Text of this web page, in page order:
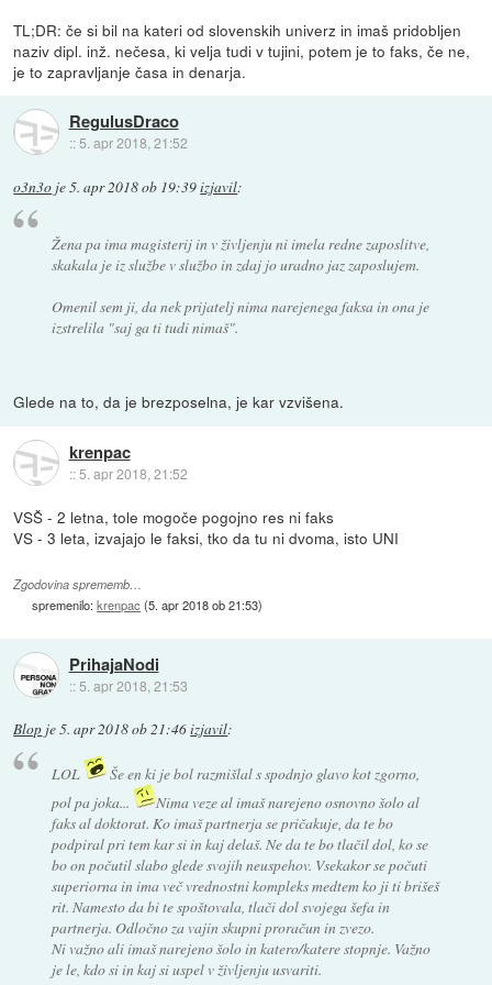
TL;DR: če si bil na kateri od slovenskih univerz in imaš pridobljen
naziv dipl. inž. nečesa, ki velja tudi v tujini, potem je to faks, če ne,
je to zapravljanje časa in denarja.
RegulusDraco
:: 5. apr 2018, 21:52
o3n3o je5. apr 2018 ob 19:39izjavil:
Žena pa ima magisterij in v življenju ni imela redne zaposlitve,
skakala je iz službe v službo in zdaj jo uradno jaz zaposlujem.
Omenil sem ji, da nek prijatelj nima narejenega faksa in ona je
izstrelila "saj ga ti tudi nimaš".
Glede na to, da je brezposelna, je kar vzvišena.
krenpac
::5. apr 2018, 21:52
VSŠ - 2 letna, tole mogoče pogojno res ni faks
VS - 3 leta, izvajajo le faksi, tko da tu ni dvoma, isto UNI
Zgodovina sprememb…
spremenilo:krenpac (5. apr 2018 ob 21:53)
PrihajaNodi
:: 5. apr 2018, 21:53
Blop je5. apr 2018 ob 21:46izjavil:
LOL
Še en ki je bol razmišlal s spodnjo glavo kot zgorno,
pol pa joka...
Nima veze al imaš narejeno osnovno šolo al
faks al doktorat. Ko imaš partnerja se pričakuje, da te bo
podpiral pri tem kar si in kaj delaš. Ne da te bo tlačil dol, ko se
bo on počutil slabo glede svojih neuspehov. Vsekakor se počuti
superiorna in ima več vrednostni kompleks medtem ko ji ti brišeš
rit. Namesto da bi te spoštovala, tlači dol svojega šefa in
partnerja. Odločno za vajin skupni proračun in zvezo.
Ni važno ali imaš narejeno šolo in katero/katere stopnje. Važno
je le, kdo si in kaj si uspel v življenju usvariti.